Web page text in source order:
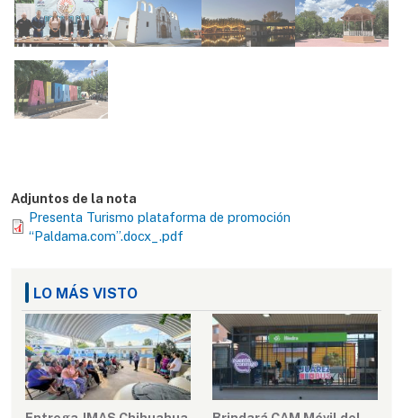
Adjuntos de la nota
Presenta Turismo plataforma de promoción
“Paldama.com”.docx_.pdf
LO MÁS VISTO